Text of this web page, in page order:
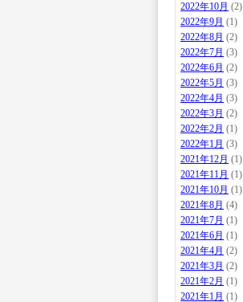
2022年10月 (2)
2022年9月 (1)
2022年8月 (2)
2022年7月 (3)
2022年6月 (2)
2022年5月 (3)
2022年4月 (3)
2022年3月 (2)
2022年2月 (1)
2022年1月 (3)
2021年12月 (1)
2021年11月 (1)
2021年10月 (1)
2021年8月 (4)
2021年7月 (1)
2021年6月 (1)
2021年4月 (2)
2021年3月 (2)
2021年2月 (1)
2021年1月 (1)